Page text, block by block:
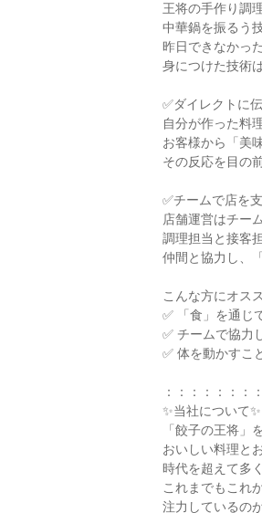
王将の手作り調
中華鍋を振るう
昨日できなかっ
身につけた技術
✅ダイレクトに
自分が作った料
お客様から「美
その反応を目の
✅チームで店を
店舗運営はチー
調理担当と接客
仲間と協力し、
こんな方にオス
✅ 「食」を通じ
✅ チームで協力
✅ 体を動かすこ
：：：：：：：
✨当社について✨
「餃子の王将」
おいしい料理と
時代を超えて多
これまでもこれ
注力しているの